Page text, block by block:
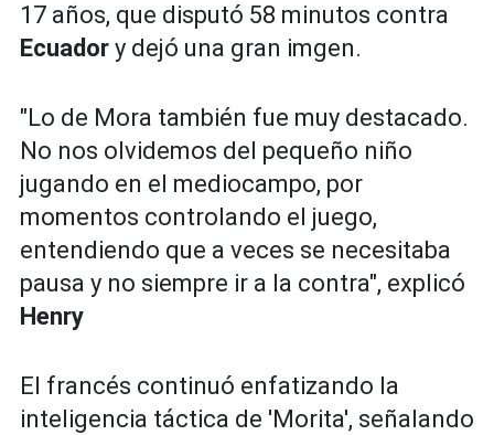
17 años, que disputó 58 minutos contra
Ecuador y dejó una gran imgen.
"Lo de Mora también fue muy destacado.
No nos olvidemos del pequeño niño
jugando en el mediocampo, por
momentos controlando el juego,
entendiendo que a veces se necesitaba
pausa y no siempre ir a la contra", explicó
Henry
El francés continuó enfatizando la
inteligencia táctica de 'Morita', señalando